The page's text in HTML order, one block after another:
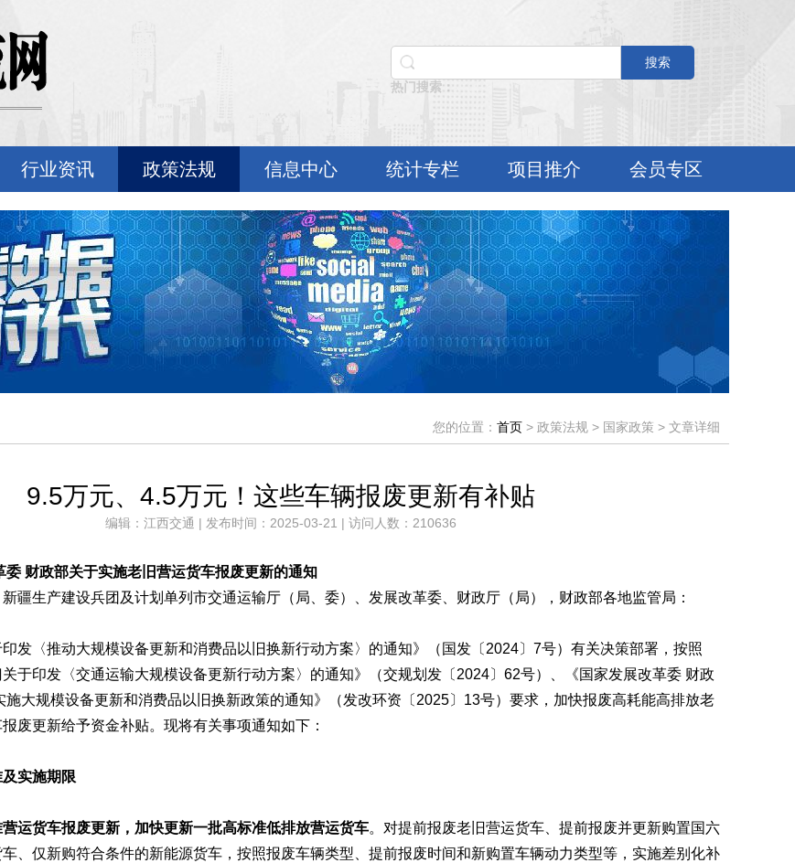
搜索
热门搜索：
行业资讯 政策法规 信息中心 统计专栏 项目推介 会员专区
您的位置： 首页 > 政策法规 > 国家政策 > 文章详细
9.5万元、4.5万元！这些车辆报废更新有补贴
编辑：江西交通 | 发布时间：2025-03-21 | 访问人数：210636
委 财政部关于实施老旧营运货车报废更新的通知
疆生产建设兵团及计划单列市交通运输厅（局、委）、发展改革委、财政厅（局），财政部各地监管局：
发〈推动大规模设备更新和消费品以旧换新行动方案〉的通知》（国发〔2024〕7号）有关决策部署，按照
关于印发〈交通运输大规模设备更新行动方案〉的通知》（交规划发〔2024〕62号）、《国家发展改革委 财政
大规模设备更新和消费品以旧换新政策的通知》（发改环资〔2025〕13号）要求，加快报废高耗能高排放老
废更新给予资金补贴。现将有关事项通知如下：
实施期限
运货车报废更新，加快更新一批高标准低排放营运货车。对提前报废老旧营运货车、提前报废并更新购置国六
、仅新购符合条件的新能源货车，按照报废车辆类型、提前报废时间和新购置车辆动力类型等，实施差别化补